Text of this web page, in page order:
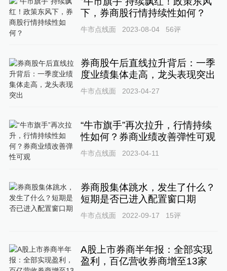
下，券商股行情持续性如何？
牛市点线面 2023-08-04 56评
券商股午后直线拉升背后：一季
度业绩集体走高，龙头表现突出
牛市点线面 2023-04-27
“牛市旗手”再次拉升，行情持续
性如何？券商业绩改善弹性可观
牛市点线面 2023-04-11
券商股集体跳水，发生了什么？
短期是否已进入配置窗口期
牛市点线面 2022-09-17 15评
A股上市券商半年报：全部实现
盈利，百亿营收券商增至13家